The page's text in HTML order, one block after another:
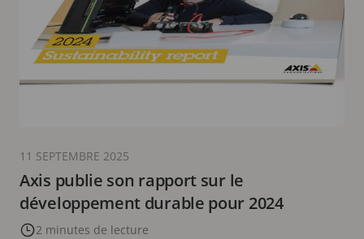
Axis publie son rapport sur le
développement durable pour 2024
2 minutes de lecture
11 SEPTEMBRE 2025